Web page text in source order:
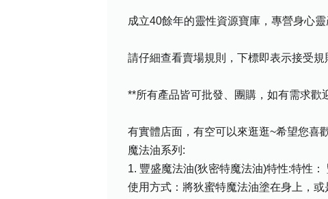
成立40餘年的靈性資源寶庫，專營身心
請仔細查看賣場規則，下標即表示接受
**所有產品皆可批發、團購，如有需求歡
有實體店面，有空可以來逛逛~希望您喜
魔法油系列:
1. 豐盛魔法油(狄密特魔法油)特性:特性
使用方式：將狄蜜特魔法油塗在身上，